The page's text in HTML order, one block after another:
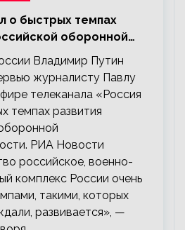
о быстрых темпах
оборонной
Владимир Путин
журналисту Павлу
телеканала «Россия
темпах развития
РИА Новости
российское, военно-
комплекс России очень
такими, которых
развивается», —